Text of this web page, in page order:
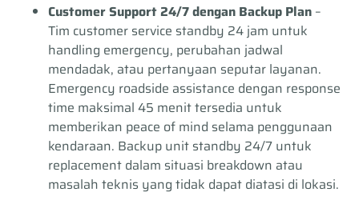
Customer Support 24/7 dengan Backup Plan –
Tim customer service standby 24 jam untuk
handling emergency, perubahan jadwal
mendadak, atau pertanyaan seputar layanan.
Emergency roadside assistance dengan response
time maksimal 45 menit tersedia untuk
memberikan peace of mind selama penggunaan
kendaraan. Backup unit standby 24/7 untuk
replacement dalam situasi breakdown atau
masalah teknis yang tidak dapat diatasi di lokasi.